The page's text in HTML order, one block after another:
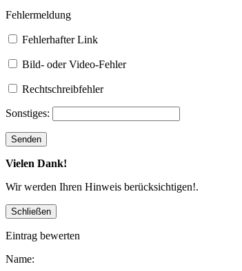
Fehlermeldung
Fehlerhafter Link
Bild- oder Video-Fehler
Rechtschreibfehler
Sonstiges:
Vielen Dank!
Wir werden Ihren Hinweis berücksichtigen!.
Eintrag bewerten
Name: